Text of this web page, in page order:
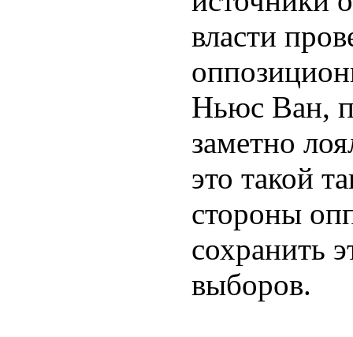
власти
Ньюс Ван,
заметно
это такой
стороны
сохранить
выборов.